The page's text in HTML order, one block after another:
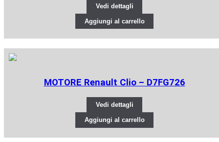
Vedi dettagli
Aggiungi al carrello
MOTORE Renault Clio – D7FG726
Vedi dettagli
Aggiungi al carrello